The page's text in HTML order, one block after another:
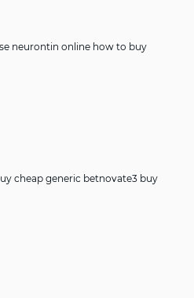
neurontin online how to buy
cheap generic betnovate3 buy